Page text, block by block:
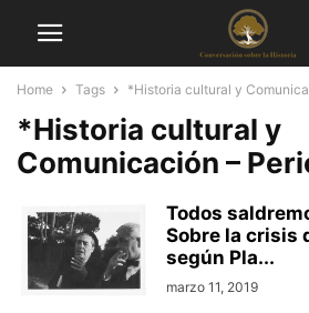
Home Tags *Historia cultural y
*Historia cultural y
Comunicación –
Todos
Sobre la crisis
según Pla...
marzo 11, 2019